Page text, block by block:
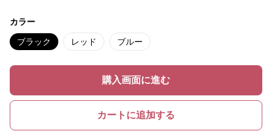
カラー
ブラック レッド ブルー
購入画面に進む
カートに追加する